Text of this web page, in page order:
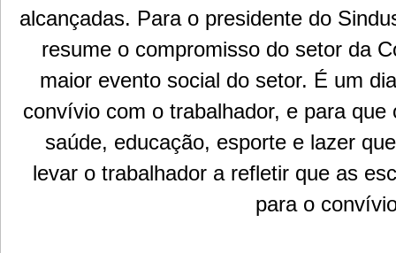
alcançadas. Para o presidente do
resume o compromisso do setor da
maior evento social do setor. É um
convívio com o trabalhador, e para
saúde, educação, esporte e lazer
levar o trabalhador a refletir que as
para o